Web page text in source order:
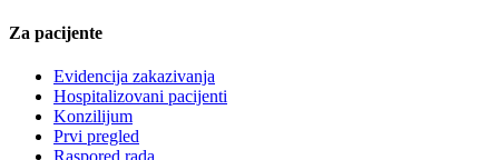
Za pacijente
Evidencija zakazivanja
Hospitalizovani pacijenti
Konzilijum
Prvi pregled
Raspored rada